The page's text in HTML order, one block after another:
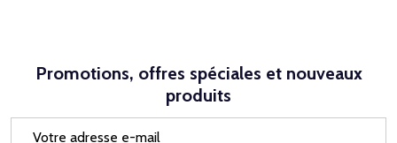
Promotions, offres spéciales et nouveaux
produits